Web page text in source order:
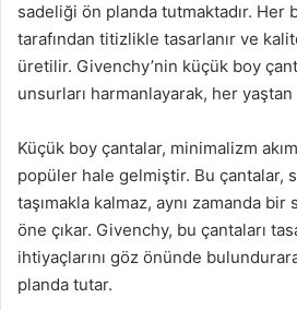
sadeliği ön planda tutmaktadır. Her
tarafından titizlikle tasarlanır ve
üretilir. Givenchy’nin küçük boy
unsurları harmanlayarak, her yaştan
Küçük boy çantalar, minimalizm
popüler hale gelmiştir. Bu çantalar,
taşımakla kalmaz, aynı zamanda
öne çıkar. Givenchy, bu çantaları
ihtiyaçlarını göz önünde
planda tutar.